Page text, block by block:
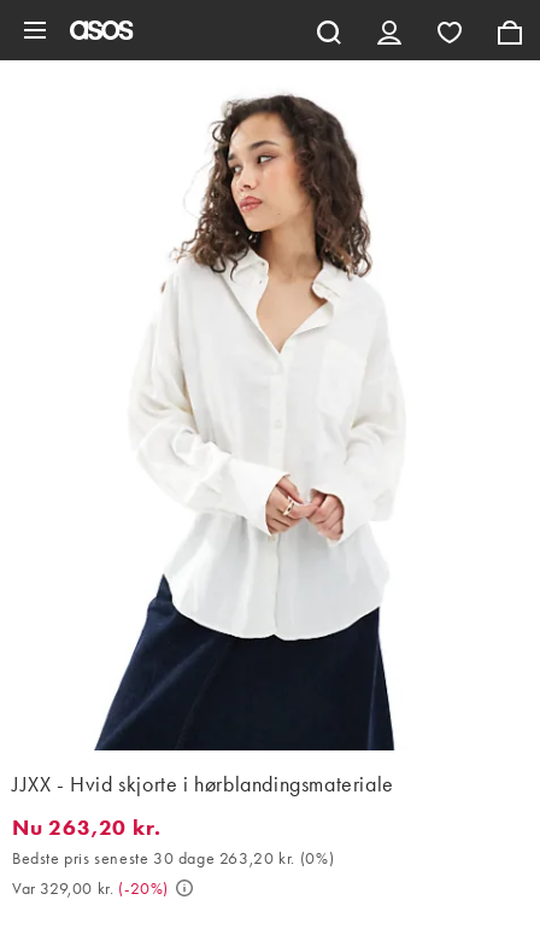
JJXX - Hvid skjorte i hørblandingsmateriale
Nu 263,20 kr.. Bedste pris seneste 30 dage 263,20 kr. (0%).
Nu 263,20 kr.
Bedste pris seneste 30 dage 263,20 kr. (0%)
Var 329,00 kr. (-20%)